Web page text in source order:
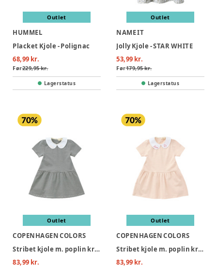
Outlet
HUMMEL
Placket Kjole - Polignac
68,99 kr.
Før229,95 kr.
Lagerstatus
Outlet
NAME IT
Jolly Kjole - STAR WHITE
53,99 kr.
Før179,95 kr.
Lagerstatus
Outlet
COPENHAGEN COLORS
Stribet kjole m. poplin krave - NAVY
83,99 kr.
Outlet
COPENHAGEN COLORS
Stribet kjole m. poplin krave - ROSE
83,99 kr.